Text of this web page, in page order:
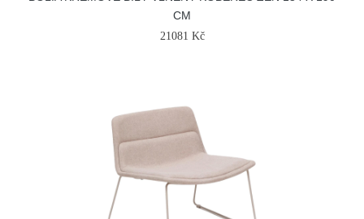
CM
21081 Kč